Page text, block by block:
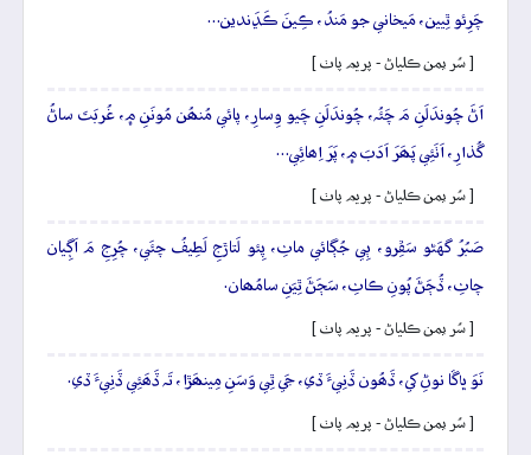
چَرِئو ٿِيين، مَيخاني جو مَندُ، ڪِينَ ڪَڍَندين…
[ سُر يمن ڪلياڻ - پريم پاٺ ]
اَڻَ چُوندَلَنِ مَ چَئُہ، چُوندَلَنِ چَيو وِسارِ، پائي مُنھُن مُونَنِ ۾، غُربَتَ ساڻُ
گُذارِ، اَٺَئِي پَھَرَ اَدَبَ ۾، پَرَ اِھائِي…
[ سُر يمن ڪلياڻ - پريم پاٺ ]
صَبُرُ گهَڻو سَڦِرو، ٻِي جُڳائي ماٺِ، پِئو لَتاڙجِ لَطِيفُ چئَي، چُرِجِ مَ اَڳِيان
چاٺِ، ڏُڄَڻَ پُونِ ڪاٺِ، سَڄَڻَ ٿِيَنِ سامُھان.
[ سُر يمن ڪلياڻ - پريم پاٺ ]
نَوَ ڀاڱا نوڻِ کي، ڏَھُون ڏَنِيءَ ڏي، جَي ٿِي وَسَنِ مِينھَڙا، تَہ ڏَھَئِي ڏَنِيءَ ڏي.
[ سُر يمن ڪلياڻ - پريم پاٺ ]